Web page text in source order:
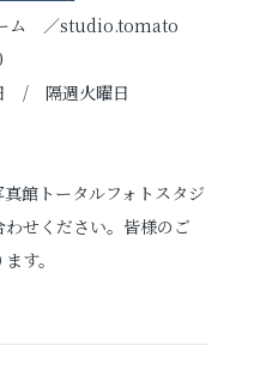
ム ／studio.tomato
日 / 隔週火曜日
館トータルフォトスタジ
せください。皆様のご
す。